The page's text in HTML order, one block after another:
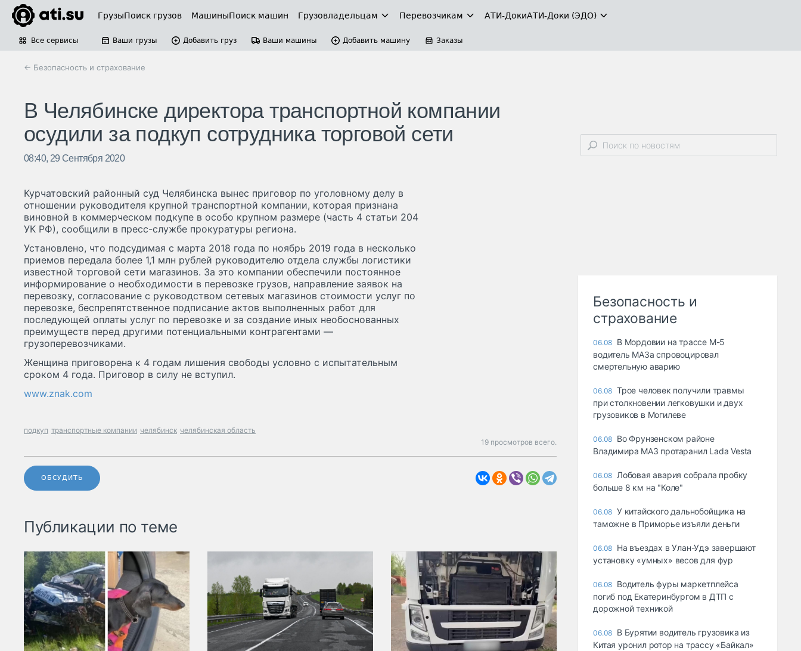
ГрузыПоиск грузов МашиныПоиск машин Грузовладельцам Перевозчикам АТИ-ДокиАТИ-Доки (ЭДО)
Все сервисы Ваши грузы Добавить груз Ваши машины Добавить машину Заказы
← Безопасность и страхование
В Челябинске директора транспортной компании
осудили за подкуп сотрудника торговой сети
08:40, 29 Сентября 2020
Курчатовский районный суд Челябинска вынес приговор по уголовному делу в
отношении руководителя крупной транспортной компании, которая признана
виновной в коммерческом подкупе в особо крупном размере (часть 4 статьи 204
УК РФ), сообщили в пресс-службе прокуратуры региона.
Установлено, что подсудимая с марта 2018 года по ноябрь 2019 года в несколько
приемов передала более 1,1 млн рублей руководителю отдела службы логистики
известной торговой сети магазинов. За это компании обеспечили постоянное
информирование о необходимости в перевозке грузов, направление заявок на
перевозку, согласование с руководством сетевых магазинов стоимости услуг по
перевозке, беспрепятственное подписание актов выполненных работ для
последующей оплаты услуг по перевозке и за создание иных необоснованных
преимуществ перед другими потенциальными контрагентами —
грузоперевозчиками.
Женщина приговорена к 4 годам лишения свободы условно с испытательным
сроком 4 года. Приговор в силу не вступил.
www.znak.com
подкуп транспортные компании челябинск челябинская область
19 просмотров всего.
ОБСУДИТЬ
Публикации по теме
Безопасность и
страхование
06.08 В Мордовии на трассе М-5
водитель МАЗа спровоцировал
смертельную аварию
06.08 Трое человек получили травмы
при столкновении легковушки и двух
грузовиков в Могилеве
06.08 Во Фрунзенском районе
Владимира МАЗ протаранил Lada Vesta
06.08 Лобовая авария собрала пробку
больше 8 км на "Коле"
06.08 У китайского дальнобойщика на
таможне в Приморье изъяли деньги
06.08 Ha въeздax в Улaн-Удэ зaвepшaют
ycтaнoвкy «yмныx» вecoв для фyp
06.08 Водитель фуры маркетплейса
погиб под Екатеринбургом в ДТП с
дорожной техникой
06.08 В Бурятии водитель грузовика из
Китая уронил ротор на трассу «Байкал»